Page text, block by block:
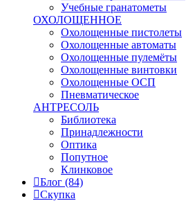
Учебные гранатометы
ОХОЛОЩЕННОЕ
Охолощенные пистолеты
Охолощенные автоматы
Охолощенные пулемёты
Охолощенные винтовки
Охолощенные ОСП
Пневматическое
АНТРЕСОЛЬ
Библиотека
Принадлежности
Оптика
Попутное
Клинковое
Блог (84)
Скупка